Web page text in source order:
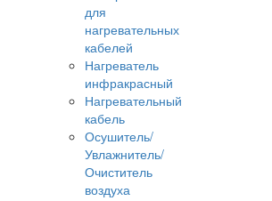
для
нагревательных
кабелей
Нагреватель
инфракрасный
Нагревательный
кабель
Осушитель/
Увлажнитель/
Очиститель
воздуха